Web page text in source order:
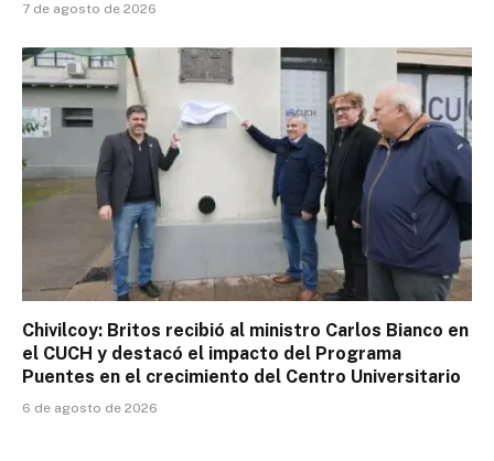
7 de agosto de 2026
Chivilcoy: Britos recibió al ministro Carlos Bianco en
el CUCH y destacó el impacto del Programa
Puentes en el crecimiento del Centro Universitario
6 de agosto de 2026